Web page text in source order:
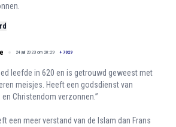
24 juli 2023 om 20:29 + 7029
leefde in 620 en is getrouwd geweest met
meisjes. Heeft een godsdienst van
Christendom verzonnen.”
een meer verstand van de Islam dan Frans